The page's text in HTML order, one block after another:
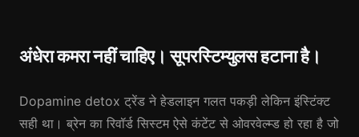
अंधेरा कमरा नहीं चाहिए। सूपरस्टिम्युलस हटाना है।
Dopamine detox ट्रेंड ने हेडलाइन गलत पकड़ी लेकिन इंस्टिंक्ट
सही था। ब्रेन का रिवॉर्ड सिस्टम ऐसे कंटेंट से ओवरवेल्म्ड हो रहा है जो